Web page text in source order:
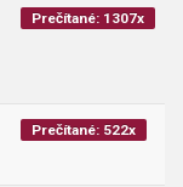
Prečítané: 1307x
Prečítané: 522x